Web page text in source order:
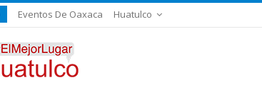
Eventos De Oaxaca Huatulco